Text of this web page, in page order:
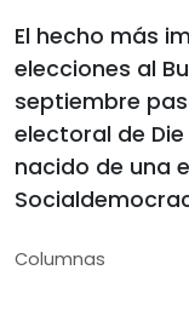
El hecho más
elecciones al
septiembre
electoral de
nacido de una
Columnas